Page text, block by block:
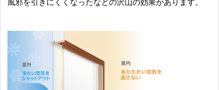
風邪を引きにくくなったなどの沢山の効果があります。